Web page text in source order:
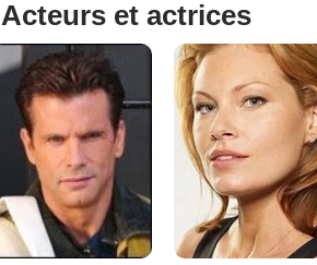
Acteurs et actrices